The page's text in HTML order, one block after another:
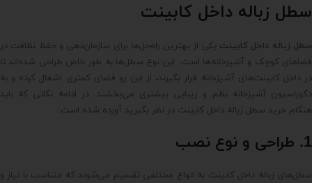
سطل زباله داخل کابینت
سطل زباله داخل کابینت یکی از بهترین راه‌حل‌ها برای سازمان‌دهی و حفظ نظافت در
فضاهای کوچک و آشپزخانه‌ها است. این نوع سطل‌ها به طور خاص طراحی شده‌اند تا
در داخل کابینت‌های آشپزخانه قرار بگیرند، از این رو فضای کمتری اشغال کرده و به
دکوراسیون آشپزخانه نظم و زیبایی بیشتری می‌بخشند. در ادامه نکاتی که باید
هنگام خرید سطل زباله داخل کابینت در نظر بگیرید آورده شده است:
1. طراحی و نوع نصب
سطل‌های زباله داخل کابینت به انواع مختلفی تقسیم می‌شوند که متناسب با نیاز و